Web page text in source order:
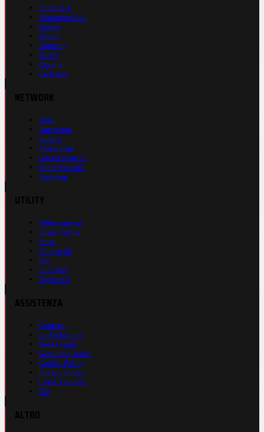
Formula 1
Motomondiale
Basket
Tennis
Running
Volley
eSports
Ciclismo
Auto
Autosprint
Inmoto
Motosprint
Guerinsportivo
Sport Network
Fantacup
Abbonamenti
Prima Pagina
Store
Pubblicità
Rss
Site Map
Registrati
Contatti
La Redazione
Nota Legale
Gestione Cookie
Cookie Policy
Privacy Policy
Cond. Generali
Faq